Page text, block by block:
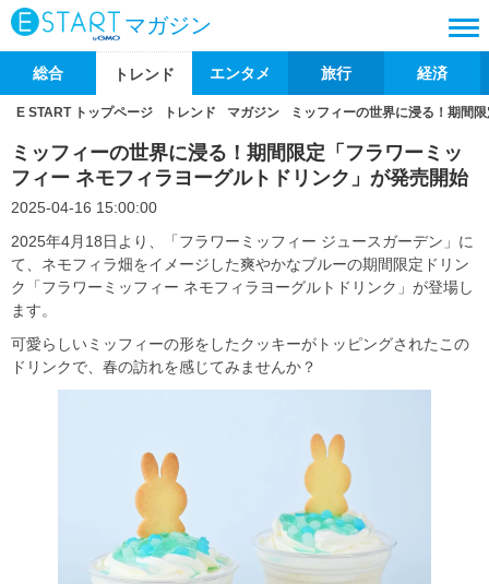
マガジン
総合 トレンド エンタメ 旅行 経済
E START トップページ トレンド マガジン ミッフィーの世界に浸る！期間
ミッフィーの世界に浸る！期間限定「フラワーミッ
フィー ネモフィラヨーグルトドリンク」が発売開始
2025-04-16 15:00:00
2025年4月18日より、「フラワーミッフィー ジュースガーデン」に
て、ネモフィラ畑をイメージした爽やかなブルーの期間限定ドリン
ク「フラワーミッフィー ネモフィラヨーグルトドリンク」が登場し
ます。
可愛らしいミッフィーの形をしたクッキーがトッピングされたこの
ドリンクで、春の訪れを感じてみませんか？